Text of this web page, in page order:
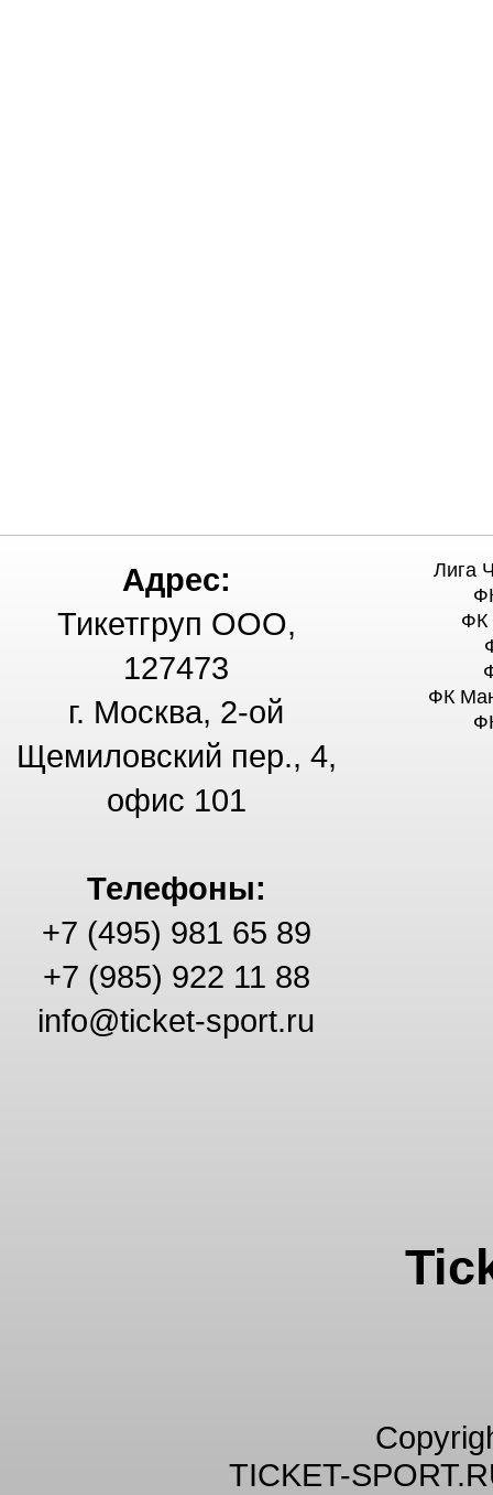
Адрес:
Тикетгруп ООО,
127473
г. Москва, 2-ой
Щемиловский пер., 4,
офис 101
Телефоны:
+7 (495) 981 65 89
+7 (985) 922 11 88
info@ticket-sport.ru
Лига
ФК
ФК
TICKET-